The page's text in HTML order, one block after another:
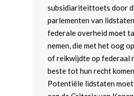
subsidiariteittoets door
parlementen van
federale overheid moet
nemen, die met het oog
of reikwijdte op federaal
beste tot hun recht
Potentiële lidstaten